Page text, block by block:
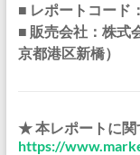
■ レポートコード
■ 販売会社：株式
京都港区新橋）
★ 本レポートに
https://